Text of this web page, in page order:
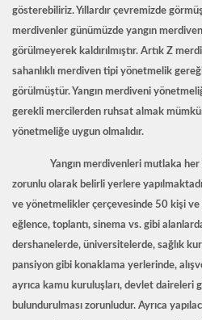
gösterebiliriz. Yıllardır çevremizde
merdivenler günümüzde yangın
görülmeyerek kaldırılmıştır. Artık Z
sahanlıklı merdiven tipi yönetmelik
görülmüştür. Yangın merdiveni
gerekli mercilerden ruhsat almak
yönetmeliğe uygun olmalıdır.
Yangın merdivenleri mutlaka her
zorunlu olarak belirli yerlere
ve yönetmelikler çerçevesinde 50 kişi
eğlence, toplantı, sinema vs. gibi
dershanelerde, üniversitelerde, sağlık
pansiyon gibi konaklama yerlerinde,
ayrıca kamu kuruluşları, devlet daireleri
bulundurulması zorunludur. Ayrıca